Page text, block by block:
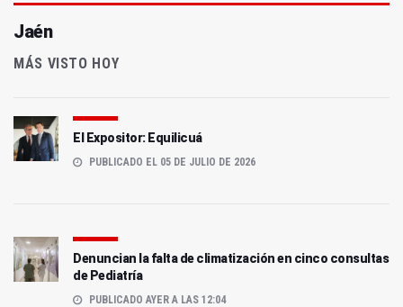
Jaén
MÁS VISTO HOY
El Expositor: Equilicuá
PUBLICADO EL 05 DE JULIO DE 2026
Denuncian la falta de climatización en cinco consultas
de Pediatría
PUBLICADO AYER A LAS 12:04